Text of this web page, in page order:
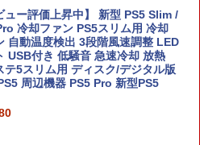
ブックス限定特典】ドンキーコン
ンザ(「スーパーマリオ」ステッ
)
ュー評価上昇中】 新型 PS5 Slim /
冷却ファン PS5スリム用 冷却
自動温度検出 3段階風速調整 LED
USB付き 低騒音 急速冷却 放熱
テ5スリム用 ディスク/デジタル版
周辺機器 PS5 Pro 新型PS5